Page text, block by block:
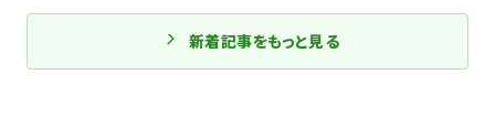
新着記事をもっと見る